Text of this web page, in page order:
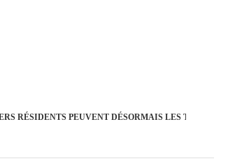
RÉSIDENTS PEUVENT DÉSORMAIS LES